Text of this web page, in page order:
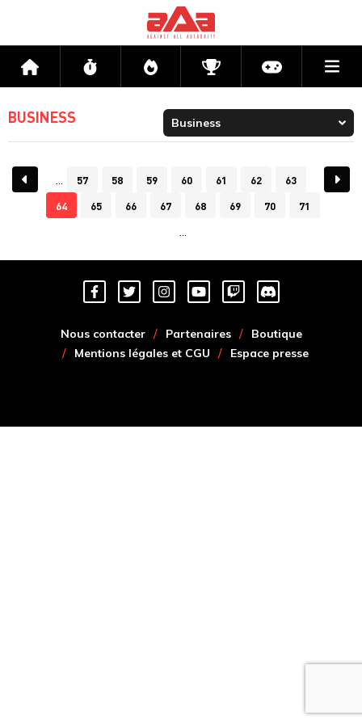
Accueil Flux Directs CompétitionsActu jeux
BUSINESS
57 58 59 60 61 62
63
64
65 66 67 68 69 70 71
Nous contacter Partenaires
Boutique
Mentions légales et CGU
Espace presse